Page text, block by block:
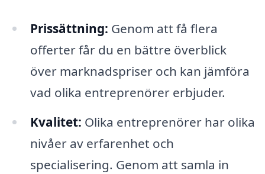
Prissättning: Genom att få flera
offerter får du en bättre överblick
över marknadspriser och kan jämföra
vad olika entreprenörer erbjuder.
Kvalitet: Olika entreprenörer har olika
nivåer av erfarenhet och
specialisering. Genom att samla in